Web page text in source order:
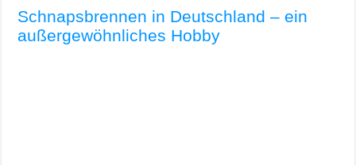
Schnapsbrennen in Deutschland – ein
außergewöhnliches Hobby